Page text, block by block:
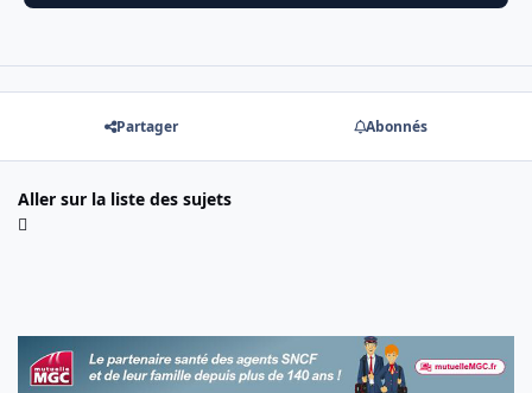
Partager Abonnés
Aller sur la liste des sujets